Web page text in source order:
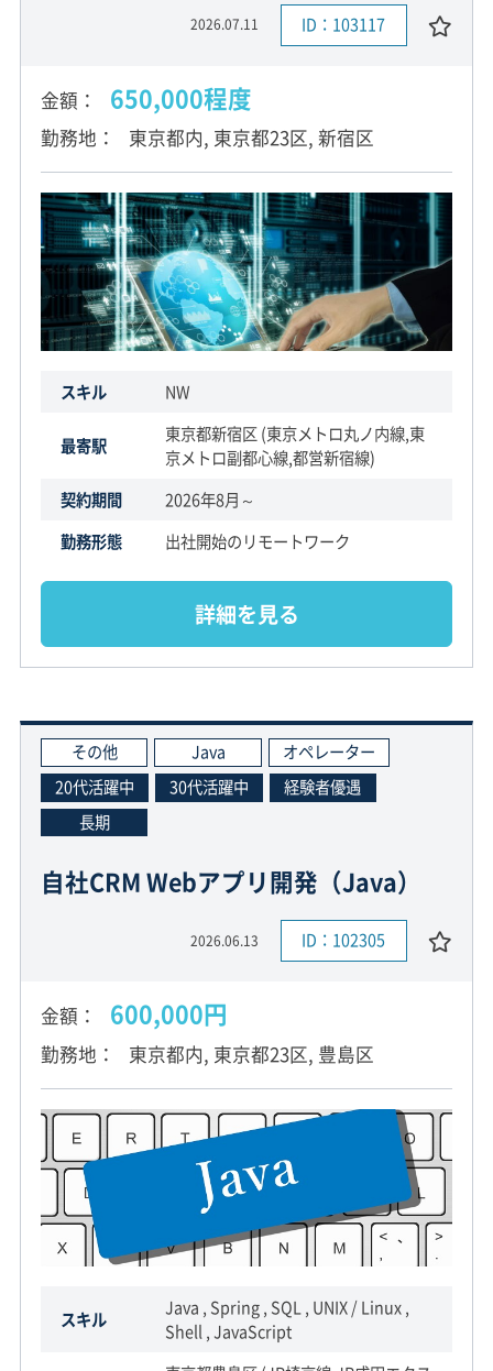
2026.07.11 ID：103117
金額 650,000程度
勤務地 東京都内, 東京都23区, 新宿区
スキル NW
最寄駅
東京都新宿区 (東京メトロ丸ノ内線,東
京メトロ副都心線,都営新宿線)
契約期間
2026年8月～
勤務形態
出社開始のリモートワーク
詳細を見る
その他 Java
オペレーター
20代活躍中
30代活躍中
経験者優遇
長期
自社CRM Webアプリ開発（Java）
2026.06.13 ID：102305
金額 600,000円
勤務地 東京都内, 東京都23区, 豊島区
スキル
Java , Spring , SQL , UNIX / Linux ,
Shell , JavaScript